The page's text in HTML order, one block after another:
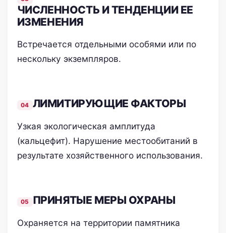
ЧИСЛЕННОСТЬ И ТЕНДЕНЦИИ ЕЕ
ИЗМЕНЕНИЯ
Встречается отдельными особями или по
нескольку экземпляров.
ЛИМИТИРУЮЩИЕ ФАКТОРЫ
Узкая экологическая амплитуда
(кальцефит). Нарушение местообитаний в
результате хозяйственного использования.
ПРИНЯТЫЕ МЕРЫ ОХРАНЫ
Охраняется на территории памятника